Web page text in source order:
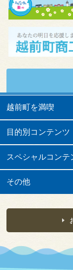
越前町を満喫
目的別コンテンツ
スペシャルコンテ
その他